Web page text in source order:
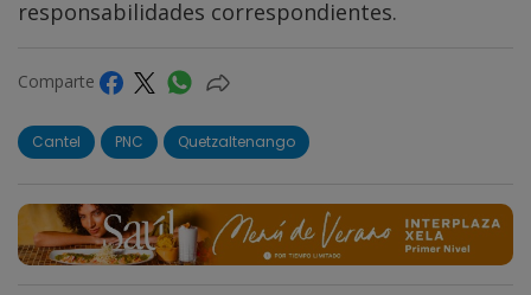
responsabilidades correspondientes.
Comparte
Cantel PNC Quetzaltenango